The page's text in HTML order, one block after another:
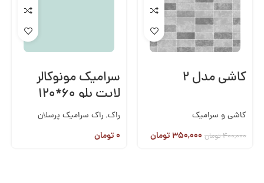
کاشی مدل ۲
کاشی و سرامیک
۴۰۰,۰۰۰تومان ۳۵۰,۰۰۰تومان
سرامیک مونوکالر
لایت بلو ۶۰*۱۲۰
راک, راک سرامیک پرسلان
60*120
, ۰تومان